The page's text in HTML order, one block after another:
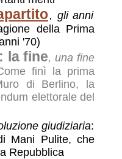
, gli anni
della Prima
'70)
la fine, una fine
finì la prima
di Berlino, la
elettorale del
giudiziaria:
Mani Pulite, che
Repubblica